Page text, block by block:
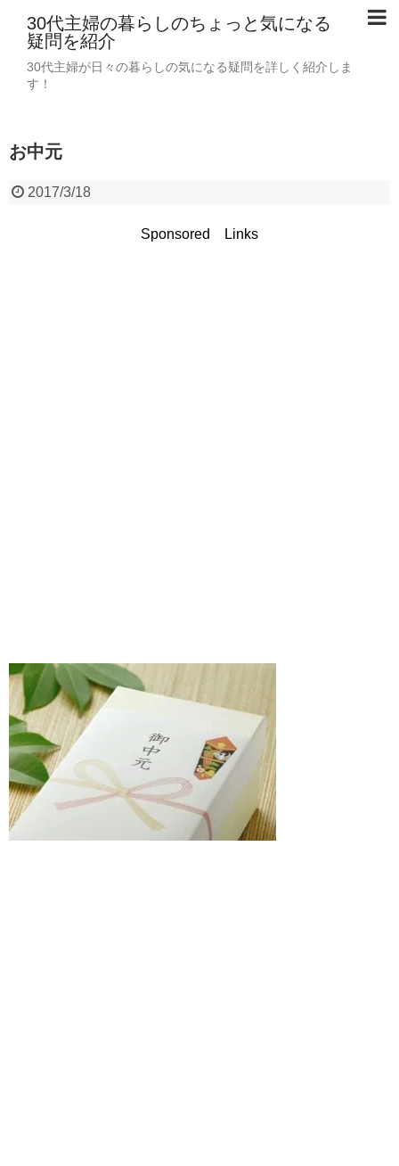
30代主婦の暮らしのちょっと気になる
疑問を紹介
30代主婦が日々の暮らしの気になる疑問を詳しく紹介しま
す！
お中元
2017/3/18
Sponsored Links